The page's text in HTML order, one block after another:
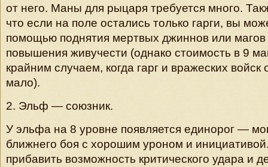
от него. Маны для рыцаря требуется много.
что если на поле остались только гарги, вы
помощью поднятия мертвых джиннов или
повышения живучести (однако стоимость в 9
крайним случаем, когда гарг и вражеских войск
мало).
2. Эльф — союзник.
У эльфа на 8 уровне появляется единорог —
ближнего боя с хорошим уроном и
прибавить возможность критического удара и